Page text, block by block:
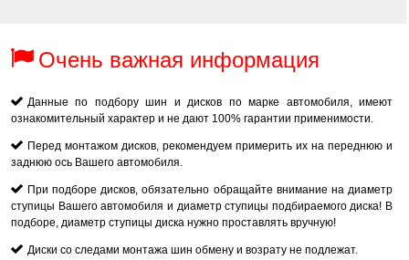
Очень важная информация
Данные по подбору шин и дисков по марке автомобиля, имеют
ознакомительный характер и не дают 100% гарантии применимости.
Перед монтажом дисков, рекомендуем примерить их на переднюю и
заднюю ось Вашего автомобиля.
При подборе дисков, обязательно обращайте внимание на диаметр
ступицы Вашего автомобиля и диаметр ступицы подбираемого диска! В
подборе, диаметр ступицы диска нужно проставлять вручную!
Диски со следами монтажа шин обмену и возрату не подлежат.